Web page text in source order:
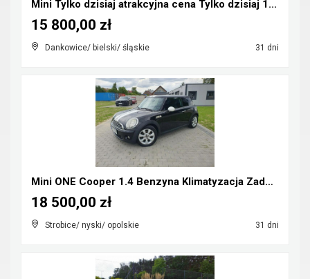
Mini Tylko dzisiaj atrakcyjna cena Tylko dzisiaj 1...
Dankowice/ bielski/ śląskie 31 dni
15 800,00 zł
Mini ONE Cooper 1.4 Benzyna Klimatyzacja Zadbany R...
Strobice/ nyski/ opolskie 31 dni
18 500,00 zł